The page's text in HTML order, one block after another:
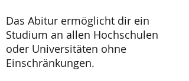
Das Abitur ermöglicht dir ein
Studium an allen Hochschulen
oder Universitäten ohne
Einschränkungen.